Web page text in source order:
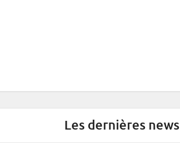
Les dernières news